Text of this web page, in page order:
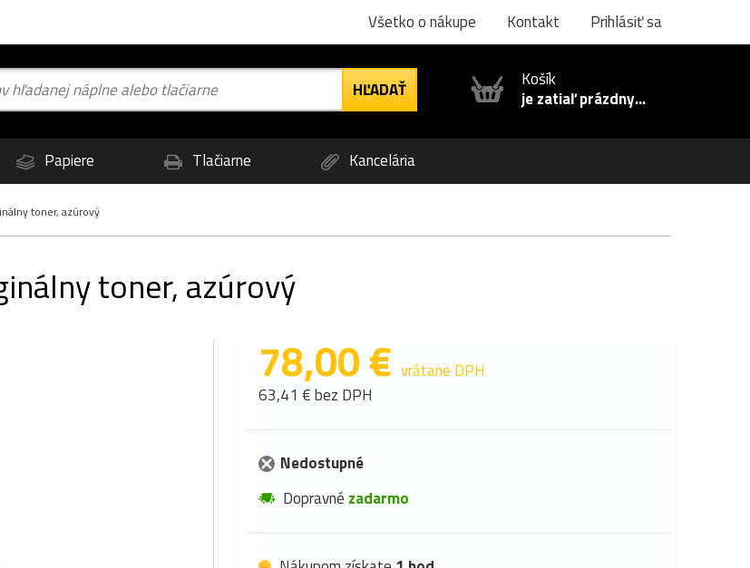
Všetko o nákupe Kontakt Prihlásiť sa
Košík
je zatiaľ prázdny...
Papiere Tlačiarne Kancelária
toner, azúrový
toner, azúrový
78,00 € vrátane DPH
63,41 € bez DPH
Nedostupné
Dopravné zadarmo